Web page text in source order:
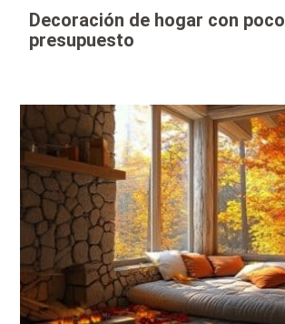
Decoración de hogar con poco
presupuesto